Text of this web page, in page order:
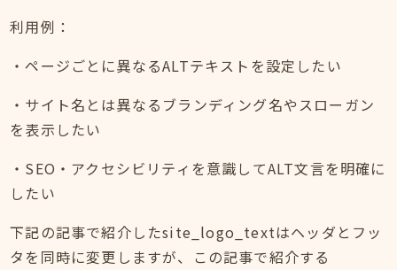
利用例：
・ページごとに異なるALTテキストを設定したい
・サイト名とは異なるブランディング名やスローガン
を表示したい
・SEO・アクセシビリティを意識してALT文言を明確に
したい
下記の記事で紹介したsite_logo_textはヘッダとフッ
タを同時に変更しますが、この記事で紹介する